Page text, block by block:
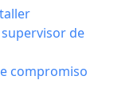
de
compromiso